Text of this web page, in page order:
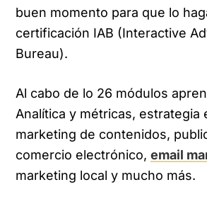
buen momento para que lo
certificación IAB (Interactive
Bureau).
Al cabo de lo 26 módulos
Analítica y métricas, estrategia
marketing de contenidos,
comercio electrónico, email
marketing local y mucho más.